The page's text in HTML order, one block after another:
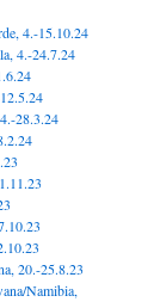
4.-15.10.24
4.-24.7.24
28.3.24
20.-25.8.23
Namibia,